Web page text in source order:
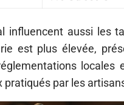
influencent aussi les
est plus élevée,
locales
par les